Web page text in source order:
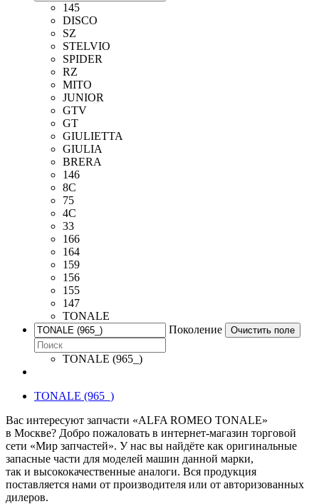
145
DISCO
SZ
STELVIO
SPIDER
RZ
MITO
JUNIOR
GTV
GT
GIULIETTA
GIULIA
BRERA
146
8C
75
4C
33
166
164
159
156
155
147
TONALE
Поколение
Очистить поле
TONALE (965_)
TONALE (965_)
Вас интересуют запчасти «ALFA ROMEO TONALE»
в Москве? Добро пожаловать в интернет-магазин торговой
сети «Мир запчастей». У нас вы найдёте как оригинальные
запасные части для моделей машин данной марки,
так и высококачественные аналоги. Вся продукция
поставляется нами от производителя или от авторизованных
дилеров.